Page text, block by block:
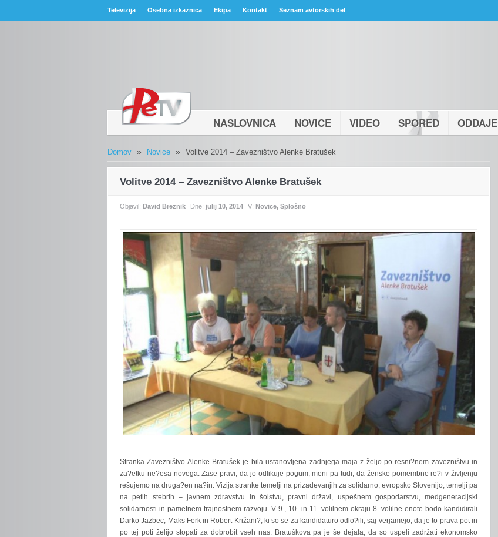
Televizija Osebna izkaznica Ekipa Kontakt Seznam avtorskih del
NASLOVNICA NOVICE VIDEO SPORED ODDAJE
Domov » Novice » Volitve 2014 – Zavezništvo Alenke Bratušek
Volitve 2014 – Zavezništvo Alenke Bratušek
Objavil: David Breznik Dne: julij 10, 2014 V: Novice, Splošno
StrankaZavezništvo Alenke Bratušek je bila ustanovljena zadnjega maja z željo po resni?nem zavezništvu in
za?etku ne?esa novega. Zase pravi, da jo odlikuje pogum, meni pa tudi, da ženske pomembne re?i v življenju
rešujemo na druga?en na?in. Vizija stranke temelji na prizadevanjih za solidarno, evropsko Slovenijo, temelji pa
na petih stebrih – javnem zdravstvu in šolstvu, pravni državi, uspešnem gospodarstvu, medgeneracijski
solidarnosti in pametnem trajnostnem razvoju. V 9., 10. in 11. volilnem okraju 8. volilne enote bodo kandidirali
Darko Jazbec, Maks Ferk in Robert Križani?, ki so se za kandidaturo odlo?ili, saj verjamejo, da je to prava pot in
po tej poti želijo stopati za dobrobit vseh nas. Bratuškova pa je še dejala, da so uspeli zadržati ekonomsko